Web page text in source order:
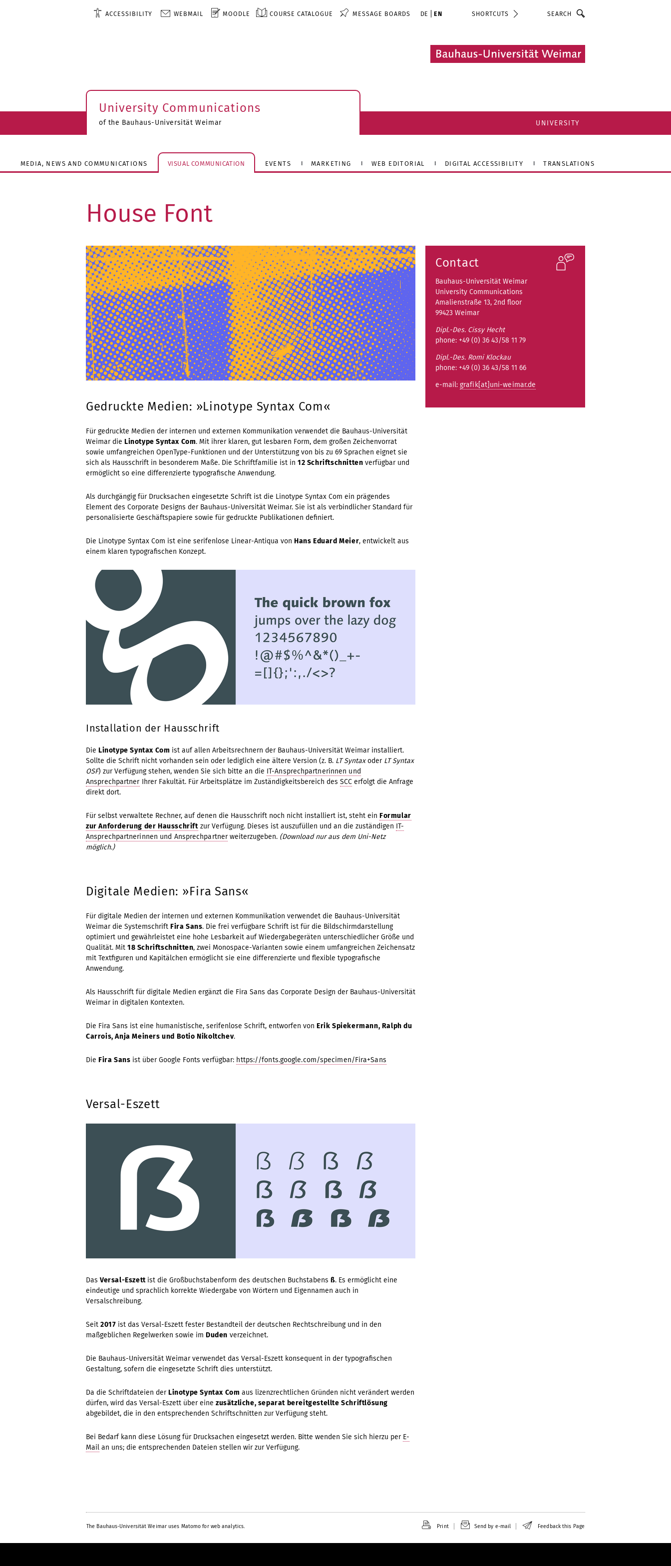
ACCESSIBILITY WEBMAIL MOODLE COURSE CATALOGUE MESSAGE BOARDS DE EN SHORTCUTS
University Communications
of the Bauhaus-Universität Weimar UNIVERSITY
MEDIA, NEWS AND COMMUNICATIONS VISUAL COMMUNICATION EVENTS MARKETING WEB EDITORIAL DIGITAL ACCESSIBILITY TRANSLATIONS
House Font
Gedruckte Medien: »Linotype Syntax Com«
Für gedruckte Medien der internen und externen Kommunikation verwendet die Bauhaus-Universität
Weimar die Linotype Syntax Com. Mit ihrer klaren, gut lesbaren Form, dem großen Zeichenvorrat
sowie umfangreichen OpenType-Funktionen und der Unterstützung von bis zu 69 Sprachen eignet sie
sich als Hausschrift in besonderem Maße. Die Schriftfamilie ist in 12 Schriftschnitten verfügbar und
ermöglicht so eine differenzierte typografische Anwendung.
Als durchgängig für Drucksachen eingesetzte Schrift ist die Linotype Syntax Com ein prägendes
Element des Corporate Designs der Bauhaus-Universität Weimar. Sie ist als verbindlicher Standard für
personalisierte Geschäftspapiere sowie für gedruckte Publikationen definiert.
Die Linotype Syntax Com ist eine serifenlose Linear-Antiqua von Hans Eduard Meier, entwickelt aus
einem klaren typografischen Konzept.
Installation der Hausschrift
Die Linotype Syntax Com ist auf allen Arbeitsrechnern der Bauhaus-Universität Weimar installiert.
Sollte die Schrift nicht vorhanden sein oder lediglich eine ältere Version (z. B. LT Syntaxoder LT Syntax
OSF) zur Verfügung stehen, wenden Sie sich bitte an die IT-Ansprechpartnerinnen und
AnsprechpartnerIhrer Fakultät. Für Arbeitsplätze im Zuständigkeitsbereich des SCCerfolgt die Anfrage
direkt dort.
Für selbst verwaltete Rechner, auf denen die Hausschrift noch nicht installiert ist, steht ein Formular
zur Anforderung der Hausschriftzur Verfügung. Dieses ist auszufüllen und an die zuständigen IT-
Ansprechpartnerinnen und Ansprechpartnerweiterzugeben. (Download nur aus dem Uni-Netz
möglich.)
Digitale Medien: »Fira Sans«
Für digitale Medien der internen und externen Kommunikation verwendet die Bauhaus-Universität
Weimar die Systemschrift Fira Sans. Die frei verfügbare Schrift ist für die Bildschirmdarstellung
optimiert und gewährleistet eine hohe Lesbarkeit auf Wiedergabegeräten unterschiedlicher Größe und
Qualität. Mit 18 Schriftschnitten, zwei Monospace-Varianten sowie einem umfangreichen Zeichensatz
mit Textfiguren und Kapitälchen ermöglicht sie eine differenzierte und flexible typografische
Anwendung.
Als Hausschrift für digitale Medien ergänzt die Fira Sans das Corporate Design der Bauhaus-Universität
Weimar in digitalen Kontexten.
Die Fira Sans ist eine humanistische, serifenlose Schrift, entworfen von Erik Spiekermann, Ralph du
Carrois, Anja Meiners und Botio Nikoltchev.
Die Fira Sans ist über Google Fonts verfügbar: https://fonts.google.com/specimen/Fira+Sans
Versal-Eszett
Das Versal-Eszett ist die Großbuchstabenform des deutschen Buchstabensß. Es ermöglicht eine
eindeutige und sprachlich korrekte Wiedergabe von Wörtern und Eigennamen auch in
Versalschreibung.
Seit 2017 ist das Versal-Eszett fester Bestandteil der deutschen Rechtschreibung und in den
maßgeblichen Regelwerken sowie im Duden verzeichnet.
Die Bauhaus-Universität Weimar verwendet das Versal-Eszett konsequent in der typografischen
Gestaltung, sofern die eingesetzte Schrift dies unterstützt.
Da die Schriftdateien derLinotype Syntax Com aus lizenzrechtlichen Gründen nicht verändert werden
dürfen, wird das Versal-Eszett über eine zusätzliche, separat bereitgestellte Schriftlösung
abgebildet, die in den entsprechenden Schriftschnitten zur Verfügung steht.
Bei Bedarf kann diese Lösung für Drucksachen eingesetzt werden. Bitte wenden Sie sich hierzu per E-
Mail an uns; die entsprechenden Dateien stellen wir zur Verfügung.
Contact
Bauhaus-Universität Weimar
University Communications
Amalienstraße 13, 2nd floor
99423 Weimar
Dipl.-Des. Cissy Hecht
phone: +49 (0) 36 43/58 11 79
Dipl.-Des. Romi Klockau
phone: +49 (0) 36 43/58 11 66
e-mail: grafik[at]uni-weimar.de
The Bauhaus-Universität Weimar uses Matomo for web analytics. Print Send by e-mail Feedback this Page